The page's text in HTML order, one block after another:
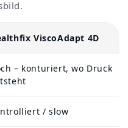
ViscoAdapt 4D
– konturiert, wo Druck
/ slow